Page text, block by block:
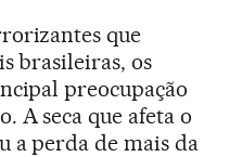
que
brasileiras, os
preocupação
A seca que afeta o
a perda de mais da